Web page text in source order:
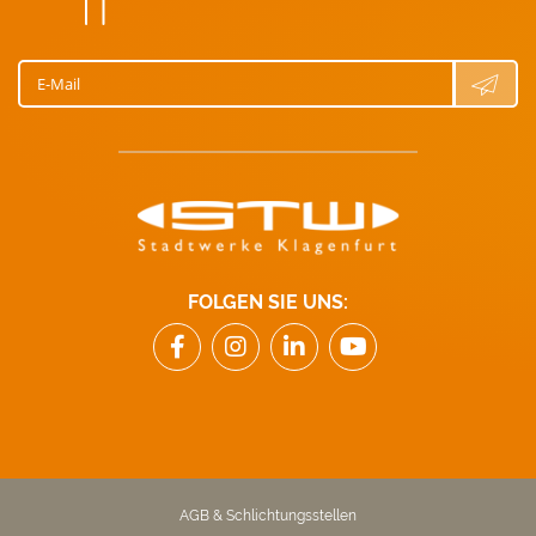
E-Mail
FOLGEN SIE UNS:
AGB & Schlichtungsstellen